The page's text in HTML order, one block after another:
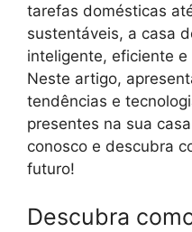
tarefas domésticas
sustentáveis, a casa
inteligente, eficiente
Neste artigo,
tendências e
presentes na sua
conosco e descubra
futuro!
Descubra